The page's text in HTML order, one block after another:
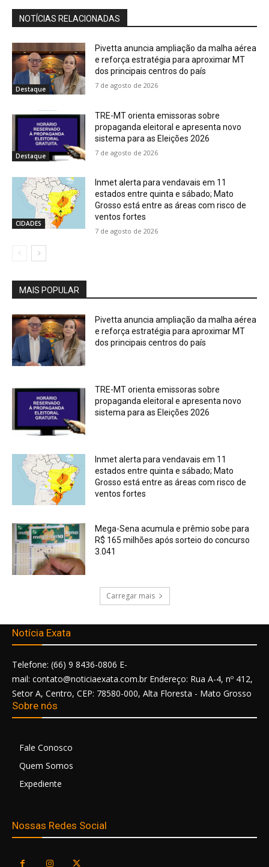
NOTÍCIAS RELACIONADAS
Destaque
Pivetta anuncia ampliação da malha aérea
e reforça estratégia para aproximar MT
dos principais centros do país
7 de agosto de 2026
Destaque
TRE-MT orienta emissoras sobre
propaganda eleitoral e apresenta novo
sistema para as Eleições 2026
7 de agosto de 2026
CIDADES
Inmet alerta para vendavais em 11
estados entre quinta e sábado; Mato
Grosso está entre as áreas com risco de
ventos fortes
7 de agosto de 2026
MAIS POPULAR
Pivetta anuncia ampliação da malha aérea
e reforça estratégia para aproximar MT
dos principais centros do país
TRE-MT orienta emissoras sobre
propaganda eleitoral e apresenta novo
sistema para as Eleições 2026
Inmet alerta para vendavais em 11
estados entre quinta e sábado; Mato
Grosso está entre as áreas com risco de
ventos fortes
Mega-Sena acumula e prêmio sobe para
R$ 165 milhões após sorteio do concurso
3.041
Carregar mais
Notícia Exata
Telefone: (66) 9 8436-0806 E-
mail: contato@noticiaexata.com.br Endereço: Rua A-4, nº 412,
Setor A, Centro, CEP: 78580-000, Alta Floresta - Mato Grosso
Sobre nós
Fale Conosco
Quem Somos
Expediente
Nossas Redes Social